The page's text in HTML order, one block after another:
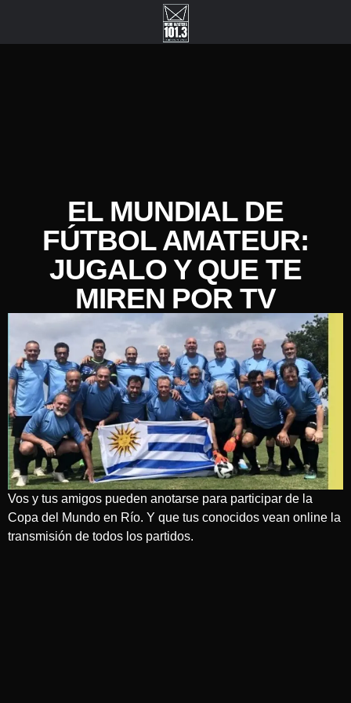
EL MUNDIAL DE
FÚTBOL AMATEUR:
JUGALO Y QUE TE
MIREN POR TV
Vos y tus amigos pueden anotarse para participar de la
Copa del Mundo en Río. Y que tus conocidos vean online la
transmisión de todos los partidos.